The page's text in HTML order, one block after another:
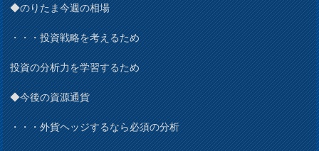
◆のりたま今週の相場
・・・投資戦略を考えるため
投資の分析力を学習するため
◆今後の資源通貨
・・・外貨ヘッジするなら必須の分析